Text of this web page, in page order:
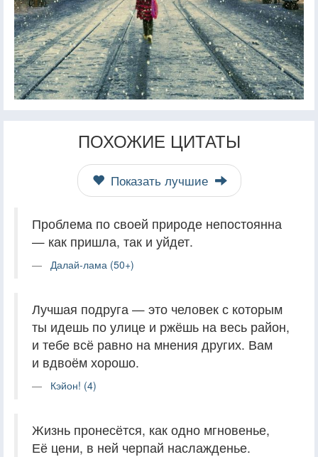
ПОХОЖИЕ ЦИТАТЫ
Показать лучшие
Проблема по своей природе непостоянна
— как пришла, так и уйдет.
Далай-лама (50+)
Лучшая подруга — это человек с которым
ты идешь по улице и ржёшь на весь район,
и тебе всё равно на мнения других. Вам
и вдвоём хорошо.
Кэйон! (4)
Жизнь пронесётся, как одно мгновенье,
Её цени, в ней черпай наслажденье.